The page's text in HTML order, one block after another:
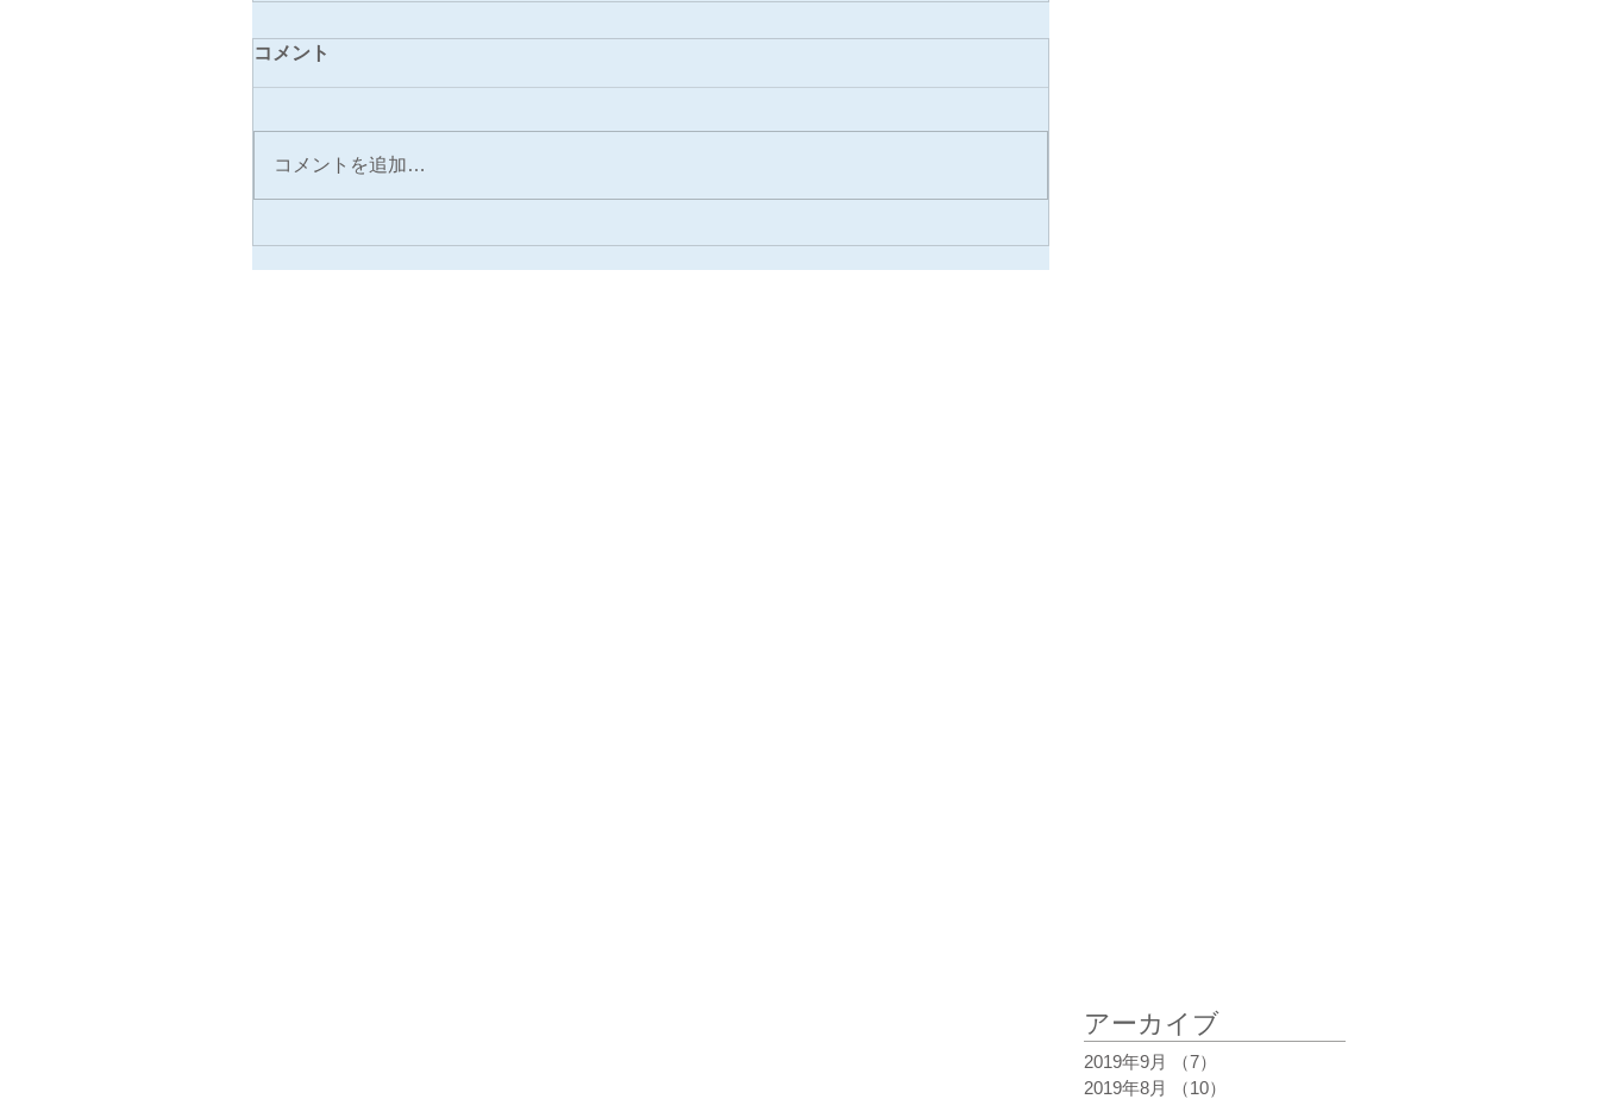
コメント
コメントを追加…
最新記事
2019年9月 （7）
2019年8月
（10）
アーカイブ